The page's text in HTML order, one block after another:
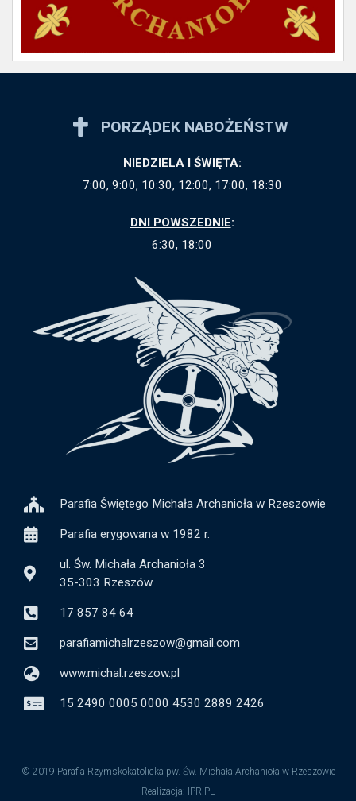
Parafia Świętego Michała Archanioła w Rzeszowie
Parafia erygowana w 1982 r.
ul. Św. Michała Archanioła 3
35-303 Rzeszów
17 857 84 64
parafiamichalrzeszow@gmail.com
www.michal.rzeszow.pl
15 2490 0005 0000 4530 2889 2426
PORZĄDEK NABOŻEŃSTW
NIEDZIELA I ŚWIĘTA:
7:00, 9:00, 10:30, 12:00, 17:00, 18:30
DNI POWSZEDNIE:
6:30, 18:00
© 2019 Parafia Rzymskokatolicka pw. Św. Michała Archanioła w Rzeszowie
Realizacja: IPR.PL